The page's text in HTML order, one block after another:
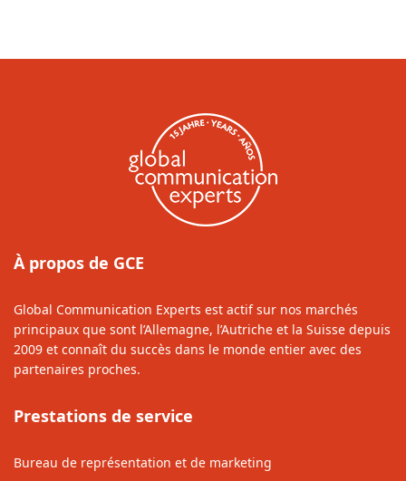
À propos de GCE
Global Communication Experts est actif sur nos marchés
principaux que sont l’Allemagne, l’Autriche et la Suisse depuis
2009 et connaît du succès dans le monde entier avec des
partenaires proches.
Prestations de service
Bureau de représentation et de marketing